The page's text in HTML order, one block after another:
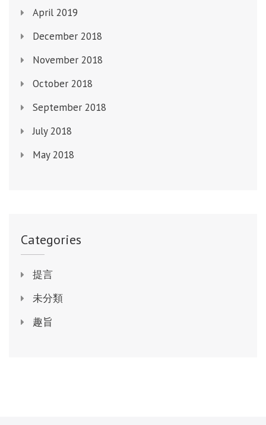
April 2019
December 2018
November 2018
October 2018
September 2018
July 2018
May 2018
Categories
提言
未分類
趣旨